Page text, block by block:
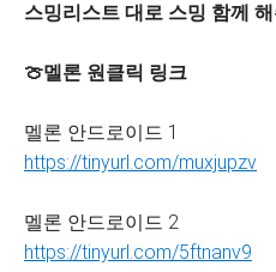
스밍리스트 대로 스밍 함께
🍈멜론 원클릭 링크
멜론 안드로이드 1
https://tinyurl.com/muxjupzv
멜론 안드로이드 2
https://tinyurl.com/5ftnanv9